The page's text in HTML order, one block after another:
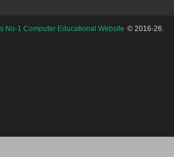
No-1 Computer Educational Website © 2016-26.